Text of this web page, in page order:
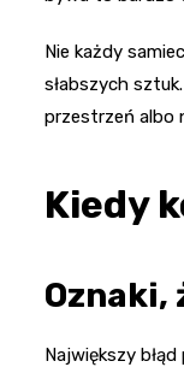
Nie każdy
słabszych
przestrzeń albo
Kiedy
Oznaki,
Największy